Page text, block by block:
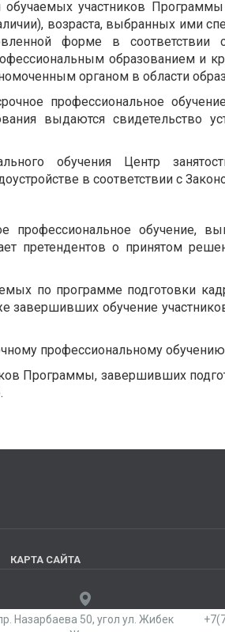
обучаемых участников
возраста, выбранных ими
форме в соответствии
образованием и
органом в области
профессиональное
выдаются свидетельство
обучения Центр
в соответствии с
профессиональное обучение,
претендентов о принятом
по программе подготовки
завершивших обучение
профессиональному
Программы, завершивших
КАРТА САЙТА
Назарбаева 50, угол ул. Жибек